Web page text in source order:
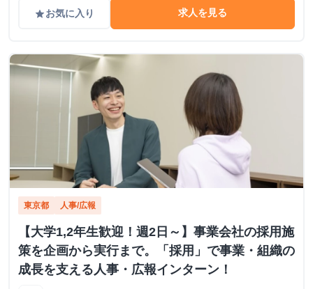
gradeお気に入り 求人を見る
東京都 人事/広報
【大学1,2年生歓迎！週2日～】事業会社の採用施
策を企画から実行まで。「採用」で事業・組織の
成長を支える人事・広報インターン！